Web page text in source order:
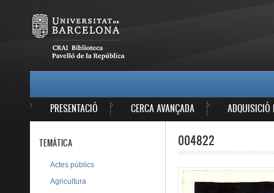
PRESENTACIÓ CERCA AVANÇADA ADQUISICIÓ
004822
TEMÀTICA
Actes públics
Agricultura